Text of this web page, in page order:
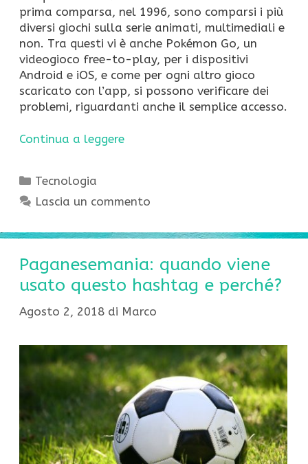
prima comparsa, nel 1996, sono comparsi i più
diversi giochi sulla serie animati, multimediali e
non. Tra questi vi è anche Pokémon Go, un
videogioco free-to-play, per i dispositivi
Android e iOS, e come per ogni altro gioco
scaricato con l’app, si possono verificare dei
problemi, riguardanti anche il semplice accesso.
Continua a leggere
Categorie
Tecnologia
Lascia un commento
Paganesemania: quando viene
usato questo hashtag e perché?
Agosto 2, 2018 di Marco